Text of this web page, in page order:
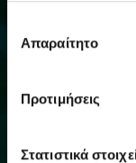
συγκατάθεσης
Απαραίτητο
Προτιμήσεις
Στατιστικά